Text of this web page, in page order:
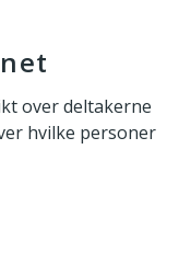
over deltakerne
hvilke personer